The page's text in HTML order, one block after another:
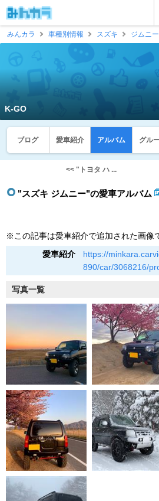
みんカラ
車種別情報 スズキ ジムニー
K-GO
ブログ 愛車紹介 アルバム グル
<< "トヨタ ハ ...
"スズキ ジムニー"の愛車アルバム
※この記事は愛車紹介で追加された画像
愛車紹介
https://
890/car/3068216/
写真一覧